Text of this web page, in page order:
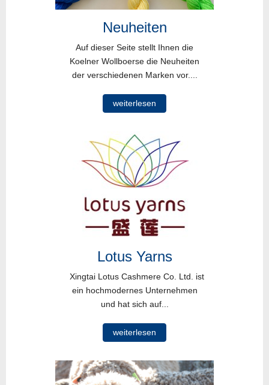
Neuheiten
Auf dieser Seite stellt Ihnen die
Koelner Wollboerse die Neuheiten
der verschiedenen Marken vor....
weiterlesen
Lotus Yarns
Xingtai Lotus Cashmere Co. Ltd. ist
ein hochmodernes Unternehmen
und hat sich auf...
weiterlesen